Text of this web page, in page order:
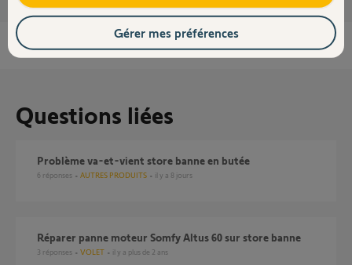
Questions liées
Problème va-et-vient store banne en butée
6 réponses AUTRES PRODUITS il y a 8 jours
réparer panne moteur Somfy Altus 60 sur store banne
3 réponses VOLET il y a plus de 2 ans
Gérer mes préférences